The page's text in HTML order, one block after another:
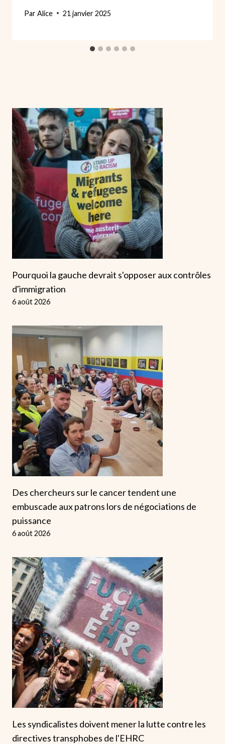
ParAlice 21 janvier 2025
Pourquoi la gauche devrait s'opposer aux contrôles
d'immigration
6 août 2026
Des chercheurs sur le cancer tendent une
embuscade aux patrons lors de négociations de
puissance
6 août 2026
Les syndicalistes doivent mener la lutte contre les
directives transphobes de l'EHRC